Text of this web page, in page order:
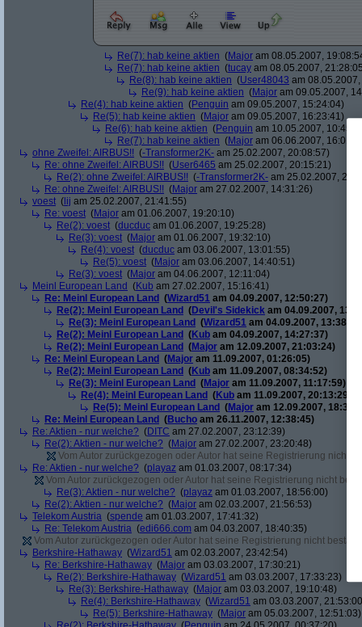
Re(7): hab keine aktien (Major am 08.05.2007,
Re(7): hab keine aktien (tucay am 08.05.2007,
Re(8): hab keine aktien (User48043 am
Re(9): hab keine aktien (Major am 09.05.2007,
Re(4): hab keine aktien (Penguin am 09.05.2007, 15:24:04)
Re(5): hab keine aktien (Major am 09.05.2007, 16:23:41)
Re(6): hab keine aktien (Penguin am 10.05.2007,
Re(7): hab keine aktien (Major am 06.06.2007,
ohne Zweifel: AIRBUS!! (-Transformer2K- am 25.02.2007, 20:08:57)
Re: ohne Zweifel: AIRBUS!! (User6465 am 25.02.2007, 20:15:21)
Re(2): ohne Zweifel: AIRBUS!! (-Transformer2K- am 25.02.2007,
Re: ohne Zweifel: AIRBUS!! (Major am 27.02.2007, 14:31:26)
voest ( lij am 25.02.2007, 21:41:55)
Re: voest (Major am 01.06.2007, 19:20:10)
Re(2): voest (ducduc am 01.06.2007, 19:25:28)
Re(3): voest (Major am 01.06.2007, 19:32:10)
Re(4): voest (ducduc am 03.06.2007, 13:01:55)
Re(5): voest (Major am 03.06.2007, 14:40:51)
Re(3): voest (Major am 04.06.2007, 12:11:04)
Meinl European Land (Kub am 27.02.2007, 15:16:41)
Re: Meinl European Land (Wizard51 am 04.09.2007, 12:50:27)
Re(2): Meinl European Land (Devil's Sidekick am 04.09.2007,
Re(3): Meinl European Land (Wizard51 am 04.09.2007,
Re(2): Meinl European Land (Kub am 04.09.2007, 14:27:37)
Re(2): Meinl European Land (Major am 12.09.2007, 21:03:24)
Re: Meinl European Land (Major am 11.09.2007, 01:26:05)
Re(2): Meinl European Land (Kub am 11.09.2007, 08:34:52)
Re(3): Meinl European Land (Major am 11.09.2007, 11:17:59)
Re(4): Meinl European Land (Kub am 11.09.2007, 20:13:29)
Re(5): Meinl European Land (Major am 12.09.2007,
Re: Meinl European Land (Bucho am 26.11.2007, 12:38:45)
Re: Aktien - nur welche? (DITC am 27.02.2007, 23:12:39)
Re(2): Aktien - nur welche? (Major am 27.02.2007, 23:20:48)
Vom Autor zurückgezogen oder Autor hat seine Registrierung nicht
Re: Aktien - nur welche? (playaz am 01.03.2007, 08:17:34)
Vom Autor zurückgezogen oder Autor hat seine Registrierung nicht
Re(3): Aktien - nur welche? (playaz am 01.03.2007, 18:56:00)
Re(2): Aktien - nur welche? (Major am 02.03.2007, 21:56:53)
Telekom Austria (spende am 01.03.2007, 17:41:32)
Re: Telekom Austria (edi666.com am 04.03.2007, 18:40:35)
Vom Autor zurückgezogen oder Autor hat seine Registrierung nicht
Berkshire-Hathaway (Wizard51 am 02.03.2007, 23:42:54)
Re: Berkshire-Hathaway (Major am 03.03.2007, 17:30:21)
Re(2): Berkshire-Hathaway (Wizard51 am 03.03.2007, 17:33:23)
Re(3): Berkshire-Hathaway (Major am 03.03.2007, 19:10:48)
Re(4): Berkshire-Hathaway (Wizard51 am 03.03.2007,
Re(5): Berkshire-Hathaway (Major am 05.03.2007, 12:51:03)